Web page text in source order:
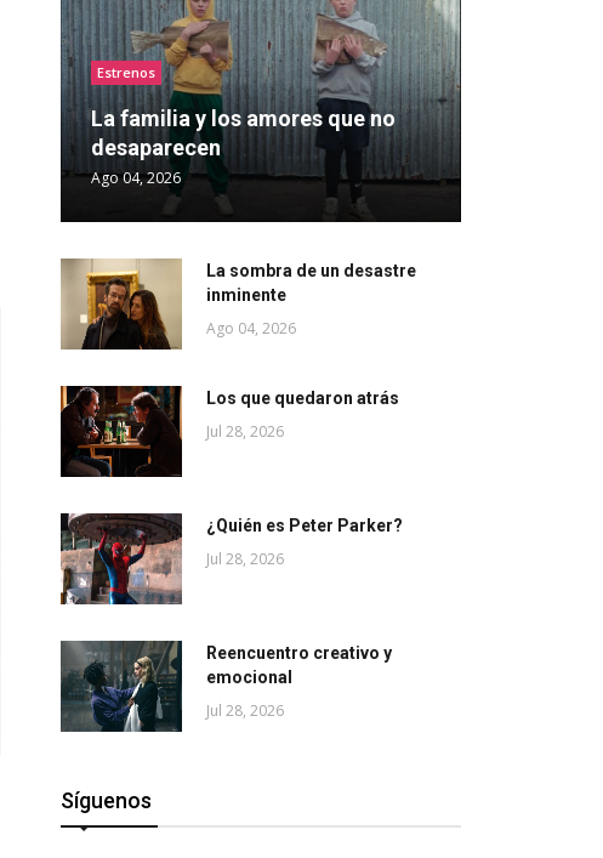
Estrenos
La familia y los amores que no
desaparecen
Ago 04, 2026
La sombra de un desastre
inminente
Ago 04, 2026
Los que quedaron atrás
Jul 28, 2026
¿Quién es Peter Parker?
Jul 28, 2026
Reencuentro creativo y
emocional
Jul 28, 2026
Síguenos